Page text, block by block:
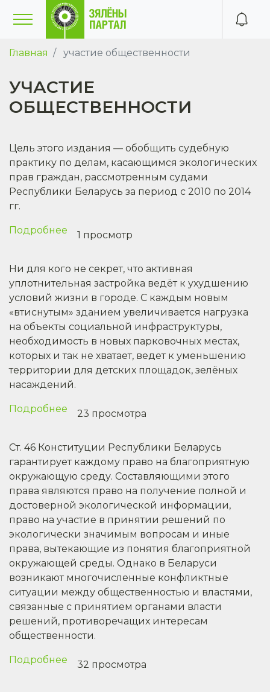
Главная участие общественности
УЧАСТИЕ
ОБЩЕСТВЕННОСТИ
Цель этого издания — обобщить судебную
практику по делам, касающимся экологических
прав граждан, рассмотренным судами
Республики Беларусь за период с 2010 по 2014
гг.
Подробнее
экологических
прав
граждан
в
Беларуси
1 просмотр
Ни для кого не секрет, что активная
уплотнительная застройка ведёт к ухудшению
условий жизни в городе. С каждым новым
«втиснутым» зданием увеличивается нагрузка
на объекты социальной инфраструктуры,
необходимость в новых парковочных местах,
которых и так не хватает, ведет к уменьшению
территории для детских площадок, зелёных
насаждений.
Подробнее
в
случае
уплотнительной
застройки:
руководство
для
местных
жителей
23 просмотра
Ст. 46 Конституции Республики Беларусь
гарантирует каждому право на благоприятную
окружающую среду. Составляющими этого
права являются право на получение полной и
достоверной экологической информации,
право на участие в принятии решений по
экологически значимым вопросам и иные
права, вытекающие из понятия благоприятной
окружающей среды. Однако в Беларуси
возникают многочисленные конфликтные
ситуации между общественностью и властями,
связанные с принятием органами власти
решений, противоречащих интересам
общественности.
Подробнее 32 просмотра